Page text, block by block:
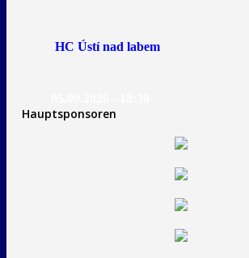
HC Ústí nad labem
Hauptsponsoren